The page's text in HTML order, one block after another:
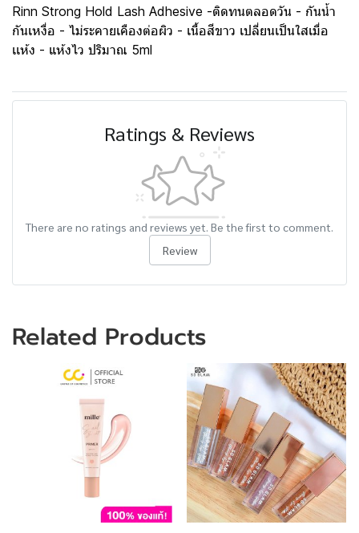
Rinn Strong Hold Lash Adhesive -ติดทนตลอดวัน - กันน้ำ
กันเหงื่อ - ไม่ระคายเคืองต่อผิว - เนื้อสีขาว เปลี่ยนเป็นใสเมื่อ
เเห้ง - แห้งไว ปริมาณ 5ml
Ratings & Reviews
There are no ratings and reviews yet. Be the first to comment.
Review
Related Products